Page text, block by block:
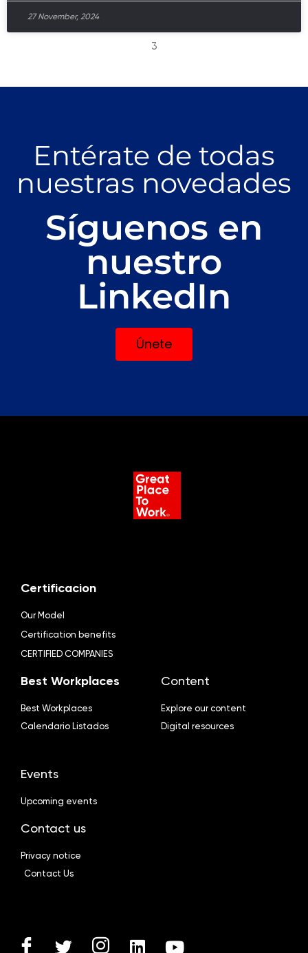
27 November, 2024
3
Entérate de todas
nuestras novedades
Síguenos en
nuestro
LinkedIn
Únete
Certificacion
Our Model
Certification benefits
CERTIFIED COMPANIES
Best Workplaces
Best Workplaces
Calendario Listados
Content
Explore our content
Digital resources
Events
Upcoming events
Contact us
Privacy notice
Contact Us